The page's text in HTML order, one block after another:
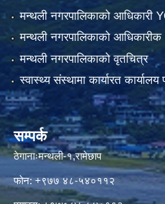
मन्थली नगरपालिकाको आधिकारी
मन्थली नगरपालिकाको
मन्थली नगरपालिकाको वृतचित्र
स्वास्थ्य संस्थामा कार्यारत
सम्पर्क
ठेगानाःमन्थली-१,रामेछाप
फोन: +९७७ ४८-५४०११२